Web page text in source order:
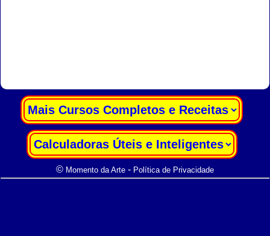
© Momento da Arte- Política de Privacidade